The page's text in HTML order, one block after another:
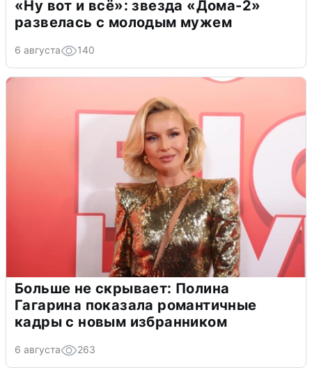
«Ну вот и всё»: звезда «Дома-2»
развелась с молодым мужем
6 августа 140
Больше не скрывает: Полина
Гагарина показала романтичные
кадры с новым избранником
6 августа 263